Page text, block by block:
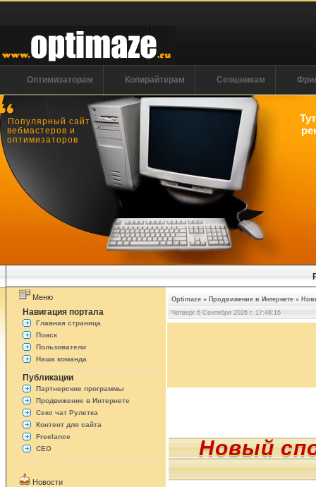
Оптимизаторам Копирайтерам Сеошникам
Популярный сайт
вебмастеров и
оптимизаторов
Меню
Навигация портала
Главная страница
Поиск
Пользователи
Наша команда
Публикации
Партнерские программы
Продвижение в Интернете
Секс чат Рулетка
Контент для сайта
Freelance
СЕО
Новости
Optimaze » Продвижение в Интернете »
Четверг 6 Сентября 2026 г. 17:48:17
Новый